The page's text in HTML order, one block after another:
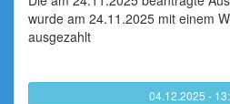
wurde am 24.11.2025 mit einem
ausgezahlt
04.12.2025 -